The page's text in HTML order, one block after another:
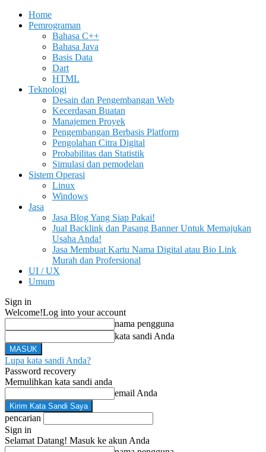
Home
Pemrograman
Bahasa C++
Bahasa Java
Basis Data
Dart
HTML
Teknologi
Desain dan Pengembangan Web
Kecerdasan Buatan
Manajemen Proyek
Pengembangan Berbasis Platform
Pengolahan Citra Digital
Probabilitas dan Statistik
Simulasi dan pemodelan
Sistem Operasi
Linux
Windows
Jasa
Jasa Blog Yang Siap Pakai!
Jual Backlink dan Pasang Banner Untuk Memajukan
Usaha Anda!
Jasa Membuat Kartu Nama Digital atau Bio Link
Murah dan Profersional
UI / UX
Umum
Sign in
Welcome!Log into your account
nama pengguna
kata sandi Anda
Lupa kata sandi Anda?
Password recovery
Memulihkan kata sandi anda
email Anda
pencarian
Sign in
Selamat Datang! Masuk ke akun Anda